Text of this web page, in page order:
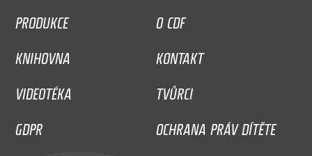
PRODUKCE
O CDF
KNIHOVNA
KONTAKT
VIDEOTÉKA
TVŮRCI
GDPR
OCHRANA PRÁV DÍTĚTE